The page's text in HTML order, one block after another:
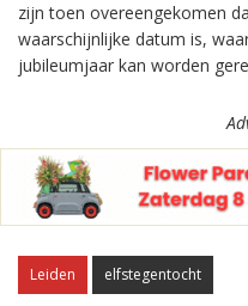
zijn toen overeengekomen
waarschijnlijke datum is,
jubileumjaar kan worden
Leiden elfstegentocht